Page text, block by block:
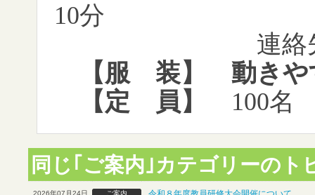
10分
連絡先
【服 装】 動きや
【定 員】
100
同じ｢ご案内｣カテゴリーのト
2026年07月24日 ご案内